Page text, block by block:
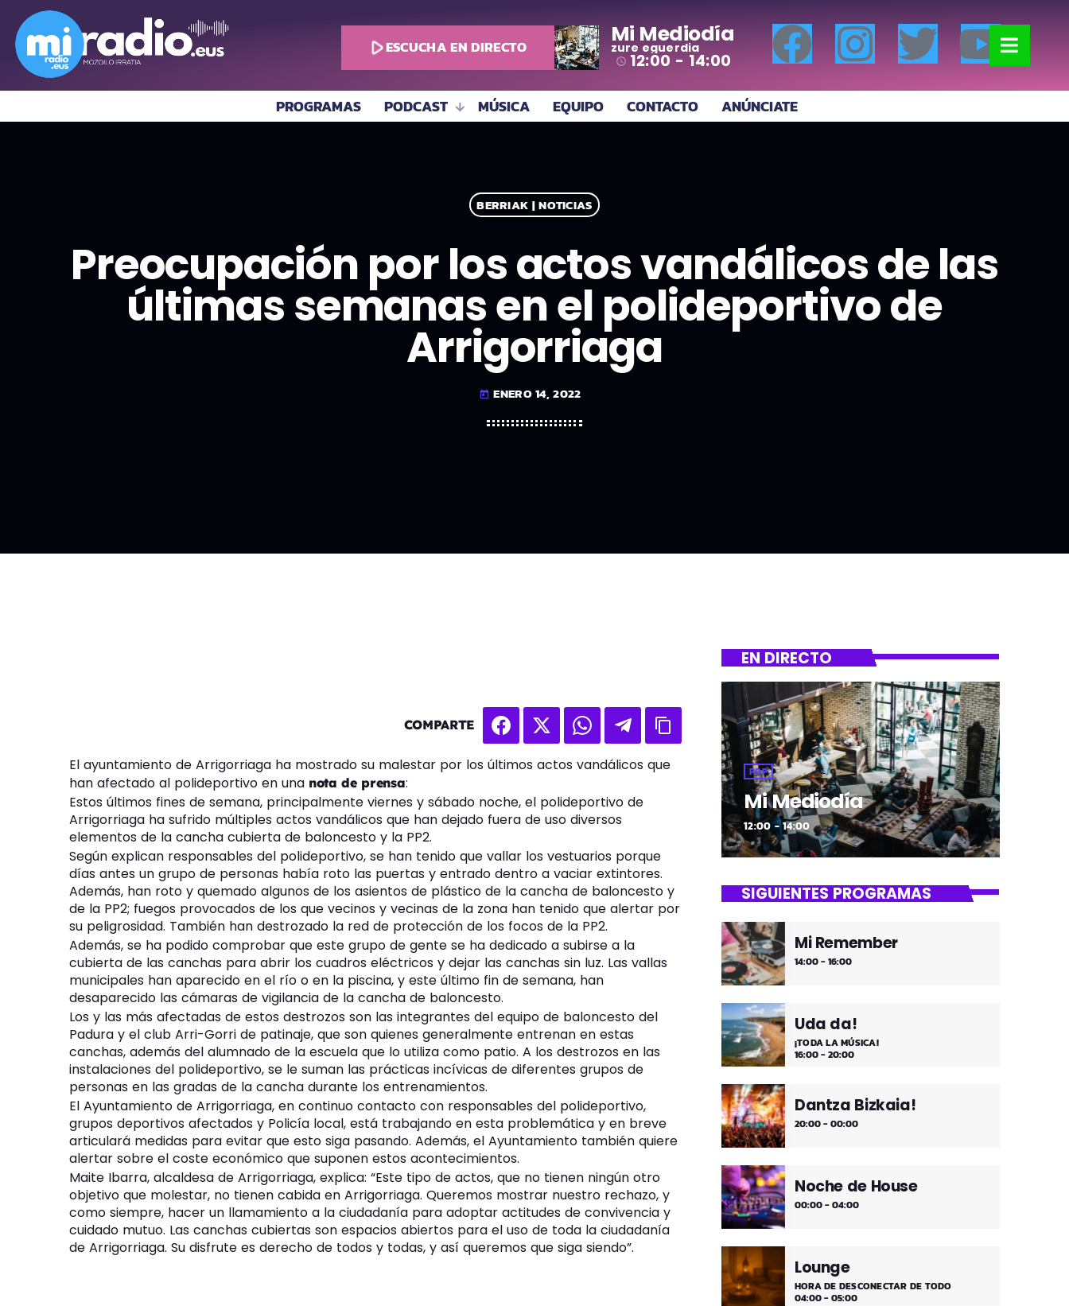
play_arrowESCUCHA EN DIRECTO Mi Mediodía
zure eguerdia
access_time 12:00 - 14:00
PROGRAMAS PODCAST MÚSICA EQUIPO CONTACTO ANÚNCIATE
BERRIAK | NOTICIAS
Preocupación por los actos vandálicos de las
últimas semanas en el polideportivo de
Arrigorriaga
today ENERO 14, 2022
COMPARTE
El ayuntamiento de Arrigorriaga ha mostrado su malestar por los últimos actos vandálicos que
han afectado al polideportivo en una nota de prensa:
Estos últimos fines de semana, principalmente viernes y sábado noche, el polideportivo de
Arrigorriaga ha sufrido múltiples actos vandálicos que han dejado fuera de uso diversos
elementos de la cancha cubierta de baloncesto y la PP2.
Según explican responsables del polideportivo, se han tenido que vallar los vestuarios porque
días antes un grupo de personas había roto las puertas y entrado dentro a vaciar extintores.
Además, han roto y quemado algunos de los asientos de plástico de la cancha de baloncesto y
de la PP2; fuegos provocados de los que vecinos y vecinas de la zona han tenido que alertar por
su peligrosidad. También han destrozado la red de protección de los focos de la PP2.
Además, se ha podido comprobar que este grupo de gente se ha dedicado a subirse a la
cubierta de las canchas para abrir los cuadros eléctricos y dejar las canchas sin luz. Las vallas
municipales han aparecido en el río o en la piscina, y este último fin de semana, han
desaparecido las cámaras de vigilancia de la cancha de baloncesto.
Los y las más afectadas de estos destrozos son las integrantes del equipo de baloncesto del
Padura y el club Arri-Gorri de patinaje, que son quienes generalmente entrenan en estas
canchas, además del alumnado de la escuela que lo utiliza como patio. A los destrozos en las
instalaciones del polideportivo, se le suman las prácticas incívicas de diferentes grupos de
personas en las gradas de la cancha durante los entrenamientos.
El Ayuntamiento de Arrigorriaga, en continuo contacto con responsables del polideportivo,
grupos deportivos afectados y Policía local, está trabajando en esta problemática y en breve
articulará medidas para evitar que esto siga pasando. Además, el Ayuntamiento también quiere
alertar sobre el coste económico que suponen estos acontecimientos.
Maite Ibarra, alcaldesa de Arrigorriaga, explica: “Este tipo de actos, que no tienen ningún otro
objetivo que molestar, no tienen cabida en Arrigorriaga. Queremos mostrar nuestro rechazo, y
como siempre, hacer un llamamiento a la ciudadanía para adoptar actitudes de convivencia y
cuidado mutuo. Las canchas cubiertas son espacios abiertos para el uso de toda la ciudadanía
de Arrigorriaga. Su disfrute es derecho de todos y todas, y así queremos que siga siendo”.
EN DIRECTO
POP
Mi Mediodía
12:00 - 14:00
SIGUIENTES PROGRAMAS
Mi Remember
14:00 - 16:00
Uda da!
¡TODA LA MÚSICA!
16:00 - 20:00
Dantza Bizkaia!
20:00 - 00:00
Noche de House
00:00 - 04:00
Lounge
HORA DE DESCONECTAR DE TODO
04:00 - 05:00